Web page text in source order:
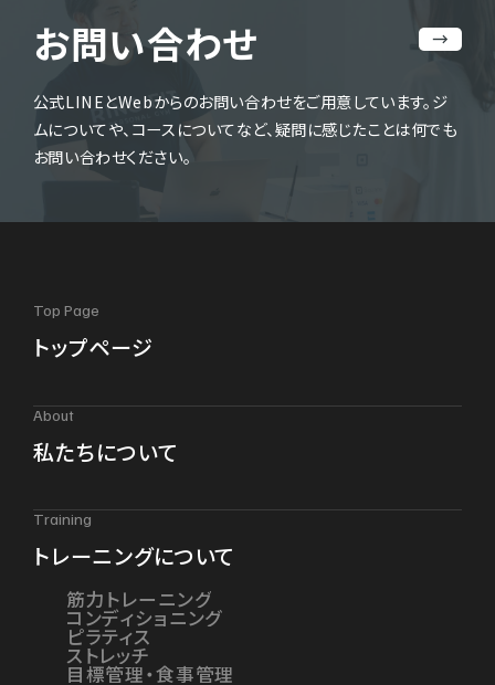
お問い合わせ
公式LINEとWebからのお問い合わせをご用意しています。ジ
ムについてや、コースについてなど、疑問に感じたことは何でも
お問い合わせください。
Top Page
トップページ
About
私たちについて
Training
トレーニングについて
筋力トレーニング
コンディショニング
ピラティス
ストレッチ
目標管理・食事管理